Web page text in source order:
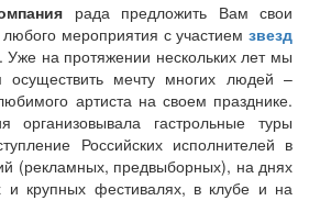
рада предложить Вам свои
мероприятия с участием звезд
. Уже на протяжении нескольких лет мы
осуществить мечту многих людей –
артиста на своем празднике.
организовывала гастрольные туры
Российских исполнителей в
(рекламных, предвыборных), на днях
и крупных фестивалях, в клубе и на